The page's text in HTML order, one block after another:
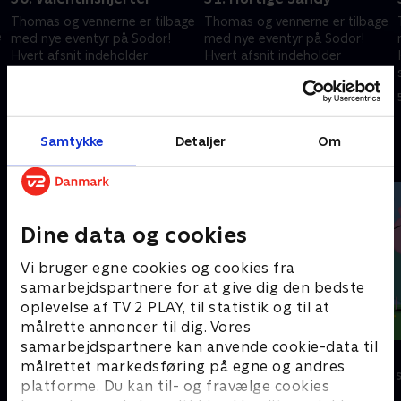
Samtykke Detaljer Om
Dine data og cookies
Vi bruger egne cookies og cookies fra
samarbejdspartnere for at give dig den bedste
oplevelse af TV 2 PLAY, til statistik og til at
målrette annoncer til dig. Vores
samarbejdspartnere kan anvende cookie-data til
målrettet markedsføring på egne og andres
platforme. Du kan til- og fravælge cookies
Thomas og vennerne er tilbage
med nye eventyr på Sodor!
Hvert afsnit indeholder
Thomas og vennerne er tilbage
med nye eventyr på Sodor!
Hvert afsnit indeholder
interaktivt format, der
5. februar 2025 • 10 min
Brandmand Sam
Børneserier • 1 sæsoner
Gurli Gris
Børneserier • 4